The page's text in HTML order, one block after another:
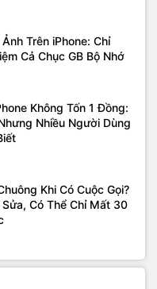
Trên iPhone: Chỉ
Cả Chục GB Bộ Nhớ
Không Tốn 1 Đồng:
Nhiều Người Dùng
Khi Có Cuộc Gọi?
Có Thể Chỉ Mất 30